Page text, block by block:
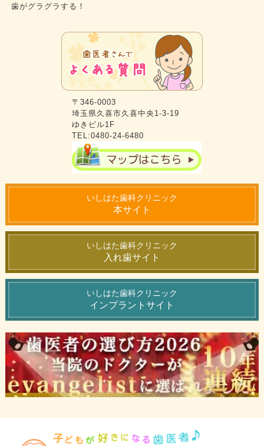
歯がグラグラする！
〒346-0003
埼玉県久喜市久喜中央1-3-19
ゆきビル1F
TEL:0480-24-6480
いしはた歯科クリニック
本サイト
いしはた歯科クリニック
入れ歯サイト
いしはた歯科クリニック
インプラントサイト